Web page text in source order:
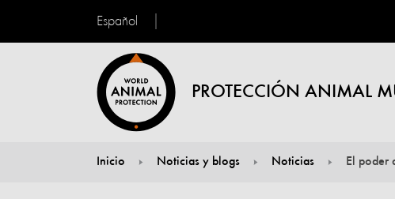
Español
PROTECCIÓN ANIMAL
Inicio Noticias y blogs Noticias El poder